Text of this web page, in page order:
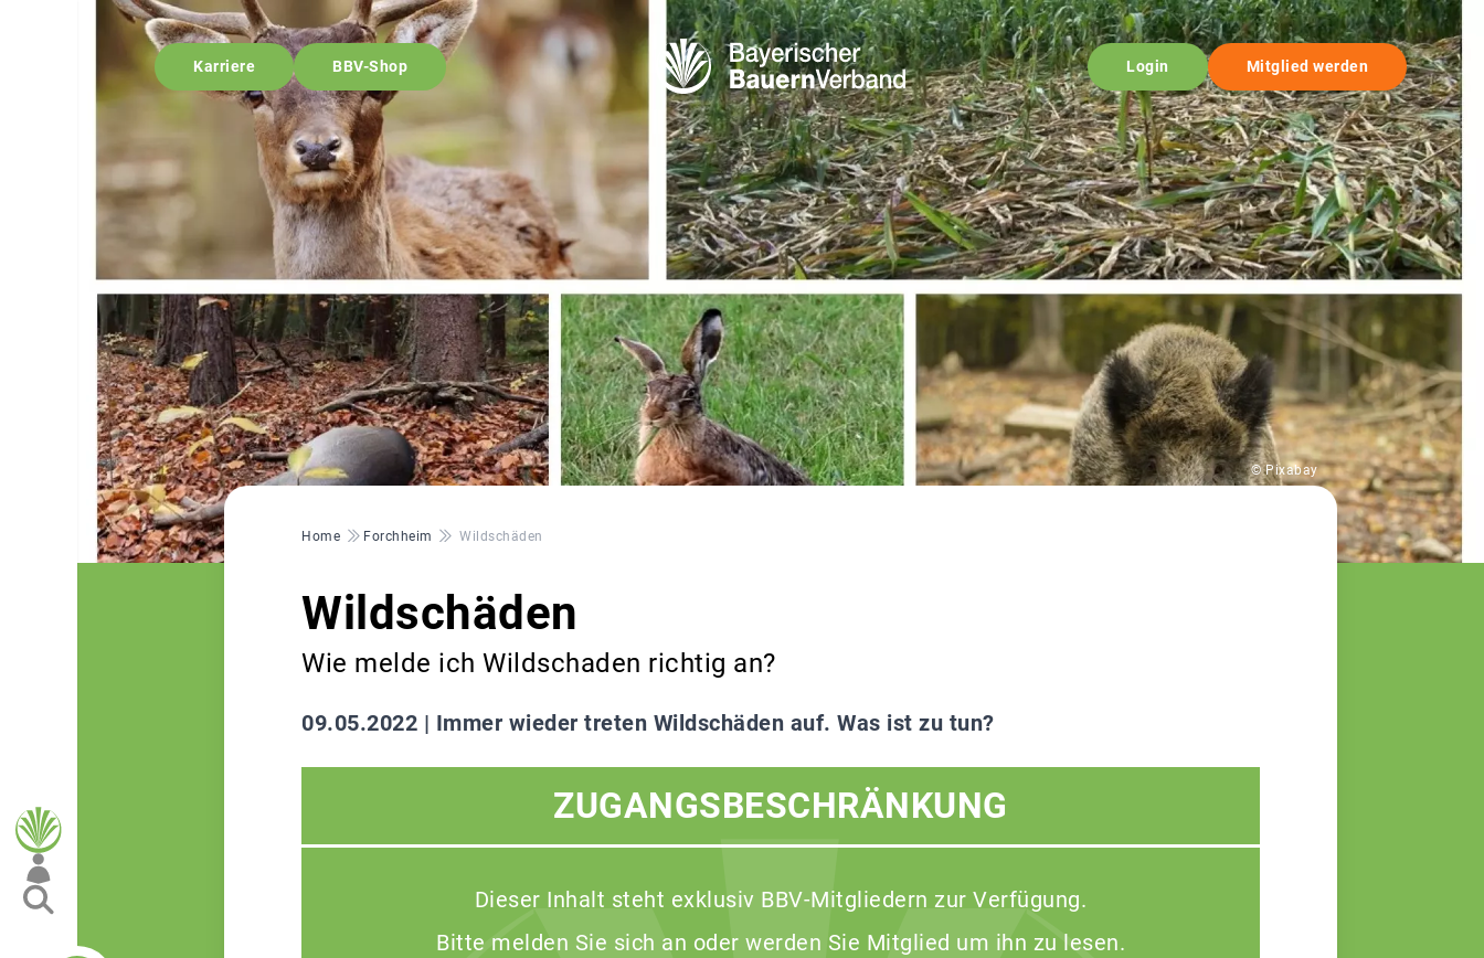
Karriere BBV-Shop Login Mitglied werden
© Pixabay
Pfadnavigation
Home Forchheim Wildschäden
Wildschäden
Wie melde ich Wildschaden richtig an?
09.05.2022 | Immer wieder treten Wildschäden auf. Was ist zu tun?
ZUGANGSBESCHRÄNKUNG
Dieser Inhalt steht exklusiv BBV-Mitgliedern zur Verfügung.
Bitte melden Sie sich an oder werden Sie Mitglied um ihn zu lesen.